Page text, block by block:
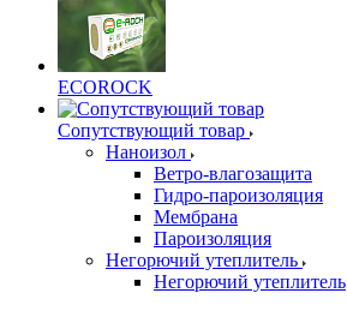
ECOROCK
Сопутствующий товар
Наноизол
Ветро-влагозащита
Гидро-пароизоляция
Мембрана
Пароизоляция
Негорючий утеплитель
Негорючий утеплитель